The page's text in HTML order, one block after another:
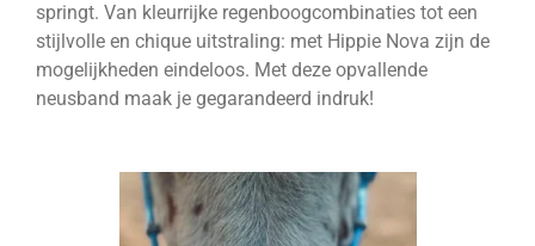
springt. Van kleurrijke regenboogcombinaties tot een
stijlvolle en chique uitstraling: met Hippie Nova zijn de
mogelijkheden eindeloos. Met deze opvallende
neusband maak je gegarandeerd indruk!